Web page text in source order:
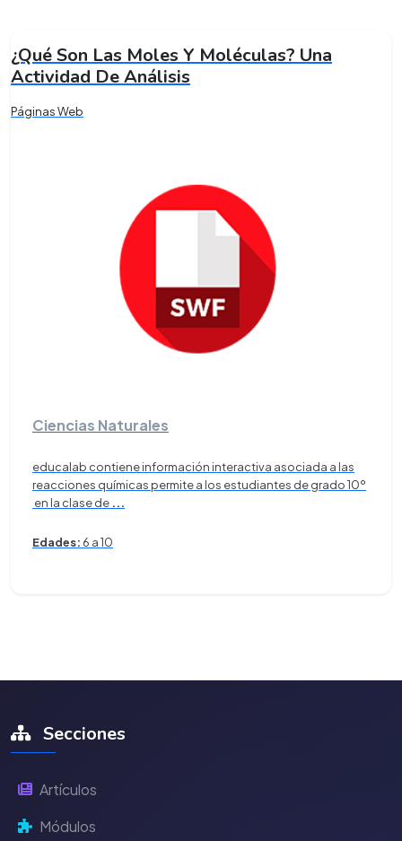
¿Qué Son Las Moles Y Moléculas? Una
Actividad De Análisis
Páginas Web
Ciencias Naturales
educalab contiene información interactiva asociada a las
reacciones químicas permite a los estudiantes de grado 10º
en la clase de ...
Edades: 6 a 10
Secciones
Artículos
Módulos